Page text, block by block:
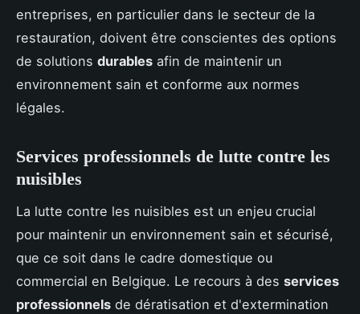
entreprises, en particulier dans le secteur de la
restauration, doivent être conscientes des options
de solutions durables afin de maintenir un
environnement sain et conforme aux normes
légales.
Services professionnels de lutte contre les
nuisibles
La lutte contre les nuisibles est un enjeu crucial
pour maintenir un environnement sain et sécurisé,
que ce soit dans le cadre domestique ou
commercial en Belgique. Le recours à des services
professionnels de dératisation et d'extermination